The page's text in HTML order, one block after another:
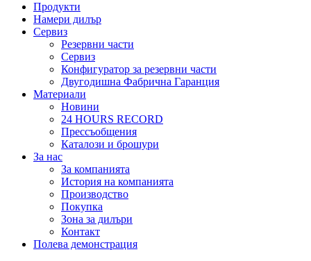
Продукти
Намери дилър
Сервиз
Резервни части
Сервиз
Конфигуратор за резервни части
Двугодишна Фабрична Гаранция
Материали
Новини
24 HOURS RECORD
Прессъобщения
Каталози и брошури
За нас
За компанията
История на компанията
Производство
Покупка
Зона за дилъри
Контакт
Полева демонстрация